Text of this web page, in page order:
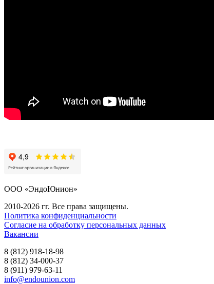
ООО «ЭндоЮнион»
2010-2026 гг. Все права защищены.
Политика конфиденциальности
Согласие на обработку персональных данных
Вакансии
8 (812) 918-18-98
8 (812) 34-000-37
8 (911) 979-63-11
info@endounion.com